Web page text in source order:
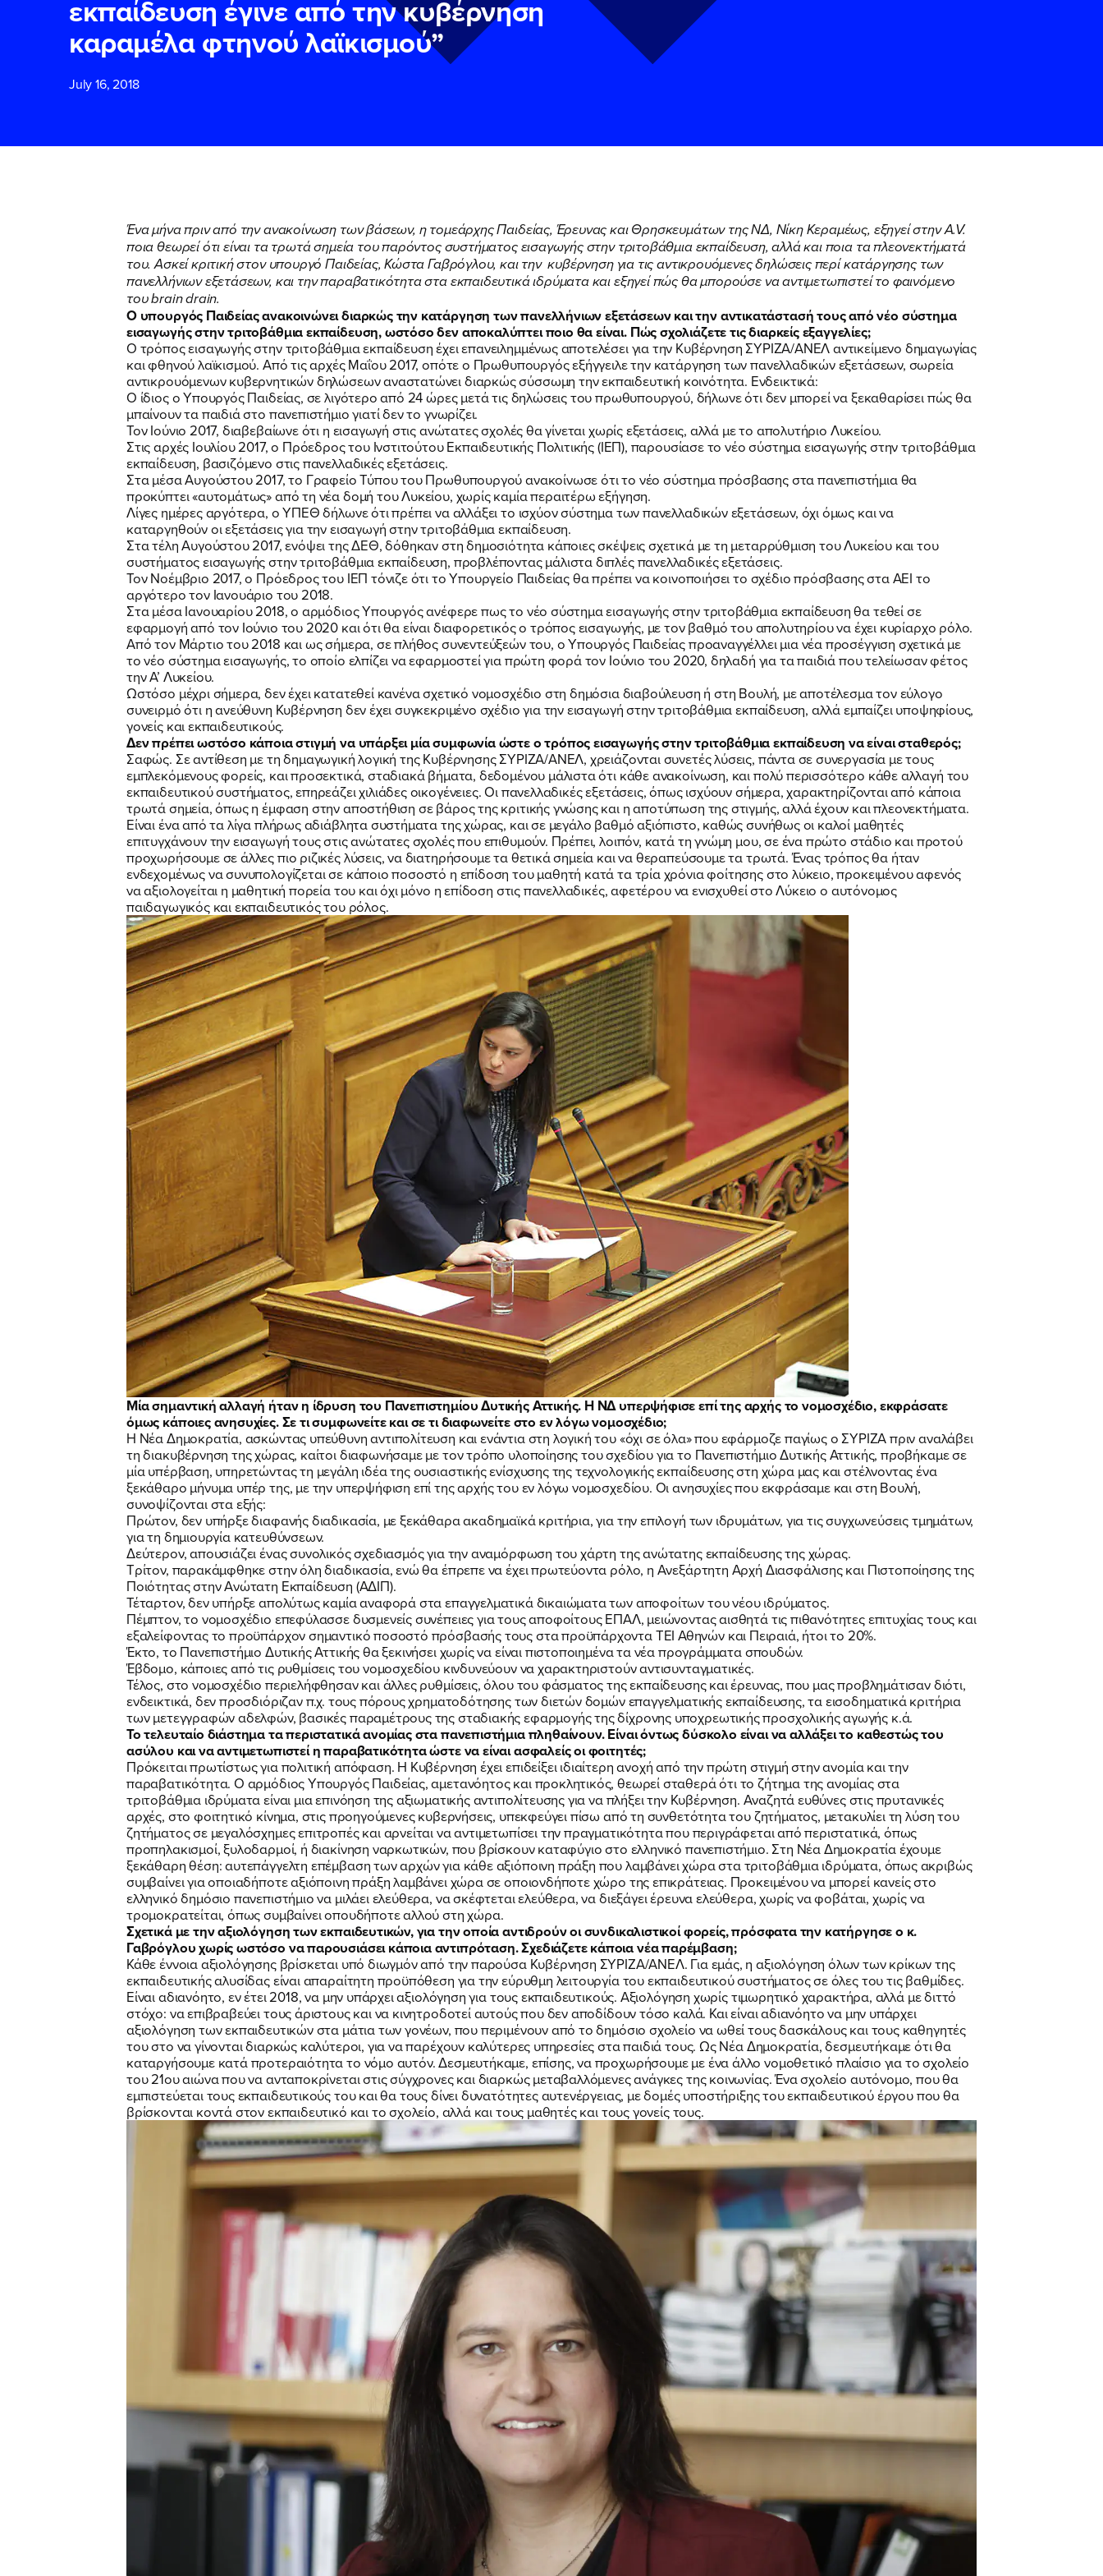
ΠΟΙΑ ΕΙΜΑΙ
ΕΡΓΟ
ΕΚΔΗΛΩΣΕΙΣ
ΝΕΑ
ΕΛΑ ΚΙ ΕΣΥ
FB IN TW YT LN VB TIKTOK
εκπαίδευση έγινε από την κυβέρνηση
καραμέλα φτηνού λαϊκισμού”
July 16, 2018
Ένα μήνα πριν από την ανακοίνωση των βάσεων, η τομεάρχης Παιδείας, Έρευνας και Θρησκευμάτων της ΝΔ, Νίκη Κεραμέως, εξηγεί στηνA.V.
ποια θεωρεί ότι είναι τα τρωτά σημεία του παρόντος συστήματος εισαγωγής στην τριτοβάθμια εκπαίδευση, αλλά και ποια τα πλεονεκτήματά
του. Ασκεί κριτική στον υπουργό Παιδείας, Κώστα Γαβρόγλου, και την κυβέρνηση για τις αντικρουόμενες δηλώσεις περί κατάργησης των
πανελλήνιων εξετάσεων, και την παραβατικότητα στα εκπαιδευτικά ιδρύματα και εξηγεί πώς θα μπορούσε να αντιμετωπιστεί το φαινόμενο
τουbraindrain.
Ο υπουργός Παιδείας ανακοινώνει διαρκώς την κατάργηση των πανελλήνιων εξετάσεων και την αντικατάστασή τους από νέο σύστημα
εισαγωγής στην τριτοβάθμια εκπαίδευση, ωστόσο δεν αποκαλύπτει ποιο θα είναι. Πώς σχολιάζετε τις διαρκείς εξαγγελίες;
Ο τρόπος εισαγωγής στην τριτοβάθμια εκπαίδευση έχει επανειλημμένως αποτελέσει για την Κυβέρνηση ΣΥΡΙΖΑ/ΑΝΕΛ αντικείμενο δημαγωγίας
και φθηνού λαϊκισμού. Από τις αρχές Μαΐου 2017, οπότε ο Πρωθυπουργός εξήγγειλε την κατάργηση των πανελλαδικών εξετάσεων, σωρεία
αντικρουόμενων κυβερνητικών δηλώσεων αναστατώνει διαρκώς σύσσωμη την εκπαιδευτική κοινότητα. Ενδεικτικά:
Ο ίδιος ο Υπουργός Παιδείας, σε λιγότερο από 24 ώρες μετά τις δηλώσεις του πρωθυπουργού, δήλωνε ότι δεν μπορεί να ξεκαθαρίσει πώς θα
μπαίνουν τα παιδιά στο πανεπιστήμιο γιατί δεν το γνωρίζει.
Τον Ιούνιο 2017, διαβεβαίωνε ότι η εισαγωγή στις ανώτατες σχολές θα γίνεται χωρίς εξετάσεις, αλλά με το απολυτήριο Λυκείου.
Στις αρχές Ιουλίου 2017, ο Πρόεδρος του Ινστιτούτου Εκπαιδευτικής Πολιτικής (ΙΕΠ), παρουσίασε το νέο σύστημα εισαγωγής στην τριτοβάθμια
εκπαίδευση, βασιζόμενο στις πανελλαδικές εξετάσεις.
Στα μέσα Αυγούστου 2017, το Γραφείο Τύπου του Πρωθυπουργού ανακοίνωσε ότι το νέο σύστημα πρόσβασης στα πανεπιστήμια θα
προκύπτει «αυτομάτως» από τη νέα δομή του Λυκείου, χωρίς καμία περαιτέρω εξήγηση.
Λίγες ημέρες αργότερα, ο ΥΠΕΘ δήλωνε ότι πρέπει να αλλάξει το ισχύον σύστημα των πανελλαδικών εξετάσεων, όχι όμως και να
καταργηθούν οι εξετάσεις για την εισαγωγή στην τριτοβάθμια εκπαίδευση.
Στα τέλη Αυγούστου 2017, ενόψει της ΔΕΘ, δόθηκαν στη δημοσιότητα κάποιες σκέψεις σχετικά με τη μεταρρύθμιση του Λυκείου και του
συστήματος εισαγωγής στην τριτοβάθμια εκπαίδευση, προβλέποντας μάλιστα διπλές πανελλαδικές εξετάσεις.
Τον Νοέμβριο 2017, ο Πρόεδρος του ΙΕΠ τόνιζε ότι το Υπουργείο Παιδείας θα πρέπει να κοινοποιήσει το σχέδιο πρόσβασης στα ΑΕΙ το
αργότερο τον Ιανουάριο του 2018.
Στα μέσα Ιανουαρίου 2018, ο αρμόδιος Υπουργός ανέφερε πως το νέο σύστημα εισαγωγής στην τριτοβάθμια εκπαίδευση θα τεθεί σε
εφαρμογή από τον Ιούνιο του 2020 και ότι θα είναι διαφορετικός ο τρόπος εισαγωγής, με τον βαθμό του απολυτηρίου να έχει κυρίαρχο ρόλο.
Από τον Μάρτιο του 2018 και ως σήμερα, σε πλήθος συνεντεύξεών του, ο Υπουργός Παιδείας προαναγγέλλει μια νέα προσέγγιση σχετικά με
το νέο σύστημα εισαγωγής, το οποίο ελπίζει να εφαρμοστεί για πρώτη φορά τον Ιούνιο του 2020, δηλαδή για τα παιδιά που τελείωσαν φέτος
την Α’ Λυκείου.
Ωστόσο μέχρι σήμερα, δεν έχει κατατεθεί κανένα σχετικό νομοσχέδιο στη δημόσια διαβούλευση ή στη Βουλή, με αποτέλεσμα τον εύλογο
συνειρμό ότι η ανεύθυνη Κυβέρνηση δεν έχει συγκεκριμένο σχέδιο για την εισαγωγή στην τριτοβάθμια εκπαίδευση, αλλά εμπαίζει υποψηφίους,
γονείς και εκπαιδευτικούς.
Δεν πρέπει ωστόσο κάποια στιγμή να υπάρξει μία συμφωνία ώστε ο τρόπος εισαγωγής στην τριτοβάθμια εκπαίδευση να είναι σταθερός;
Σαφώς. Σε αντίθεση με τη δημαγωγική λογική της Κυβέρνησης ΣΥΡΙΖΑ/ΑΝΕΛ, χρειάζονται συνετές λύσεις, πάντα σε συνεργασία με τους
εμπλεκόμενους φορείς, και προσεκτικά, σταδιακά βήματα, δεδομένου μάλιστα ότι κάθε ανακοίνωση, και πολύ περισσότερο κάθε αλλαγή του
εκπαιδευτικού συστήματος, επηρεάζει χιλιάδες οικογένειες. Οι πανελλαδικές εξετάσεις, όπως ισχύουν σήμερα, χαρακτηρίζονται από κάποια
τρωτά σημεία, όπως η έμφαση στην αποστήθιση σε βάρος της κριτικής γνώσης και η αποτύπωση της στιγμής, αλλά έχουν και πλεονεκτήματα.
Είναι ένα από τα λίγα πλήρως αδιάβλητα συστήματα της χώρας, και σε μεγάλο βαθμό αξιόπιστο, καθώς συνήθως οι καλοί μαθητές
επιτυγχάνουν την εισαγωγή τους στις ανώτατες σχολές που επιθυμούν. Πρέπει, λοιπόν, κατά τη γνώμη μου, σε ένα πρώτο στάδιο και προτού
προχωρήσουμε σε άλλες πιο ριζικές λύσεις, να διατηρήσουμε τα θετικά σημεία και να θεραπεύσουμε τα τρωτά. Ένας τρόπος θα ήταν
ενδεχομένως να συνυπολογίζεται σε κάποιο ποσοστό η επίδοση του μαθητή κατά τα τρία χρόνια φοίτησης στο λύκειο, προκειμένου αφενός
να αξιολογείται η μαθητική πορεία του και όχι μόνο η επίδοση στις πανελλαδικές, αφετέρου να ενισχυθεί στο Λύκειο ο αυτόνομος
παιδαγωγικός και εκπαιδευτικός του ρόλος.
Μία σημαντική αλλαγή ήταν η ίδρυση του Πανεπιστημίου Δυτικής Αττικής. Η ΝΔ υπερψήφισε επί της αρχής το νομοσχέδιο, εκφράσατε
όμως κάποιες ανησυχίες. Σε τι συμφωνείτε και σε τι διαφωνείτε στο εν λόγω νομοσχέδιο;
Η Νέα Δημοκρατία, ασκώντας υπεύθυνη αντιπολίτευση και ενάντια στη λογική του «όχι σε όλα» που εφάρμοζε παγίως ο ΣΥΡΙΖΑ πριν αναλάβει
τη διακυβέρνηση της χώρας, καίτοι διαφωνήσαμε με τον τρόπο υλοποίησης του σχεδίου για το Πανεπιστήμιο Δυτικής Αττικής, προβήκαμε σε
μία υπέρβαση, υπηρετώντας τη μεγάλη ιδέα της ουσιαστικής ενίσχυσης της τεχνολογικής εκπαίδευσης στη χώρα μας και στέλνοντας ένα
ξεκάθαρο μήνυμα υπέρ της, με την υπερψήφιση επί της αρχής του εν λόγω νομοσχεδίου. Οι ανησυχίες που εκφράσαμε και στη Βουλή,
συνοψίζονται στα εξής:
Πρώτον, δεν υπήρξε διαφανής διαδικασία, με ξεκάθαρα ακαδημαϊκά κριτήρια, για την επιλογή των ιδρυμάτων, για τις συγχωνεύσεις τμημάτων,
για τη δημιουργία κατευθύνσεων.
Δεύτερον, απουσιάζει ένας συνολικός σχεδιασμός για την αναμόρφωση του χάρτη της ανώτατης εκπαίδευσης της χώρας.
Τρίτον, παρακάμφθηκε στην όλη διαδικασία, ενώ θα έπρεπε να έχει πρωτεύοντα ρόλο, η Ανεξάρτητη Αρχή Διασφάλισης και Πιστοποίησης της
Ποιότητας στην Ανώτατη Εκπαίδευση (ΑΔΙΠ).
Τέταρτον, δεν υπήρξε απολύτως καμία αναφορά στα επαγγελματικά δικαιώματα των αποφοίτων του νέου ιδρύματος.
Πέμπτον, το νομοσχέδιο επεφύλασσε δυσμενείς συνέπειες για τους αποφοίτους ΕΠΑΛ, μειώνοντας αισθητά τις πιθανότητες επιτυχίας τους και
εξαλείφοντας το προϋπάρχον σημαντικό ποσοστό πρόσβασής τους στα προϋπάρχοντα ΤΕΙ Αθηνών και Πειραιά, ήτοι το 20%.
Έκτο, το Πανεπιστήμιο Δυτικής Αττικής θα ξεκινήσει χωρίς να είναι πιστοποιημένα τα νέα προγράμματα σπουδών.
Έβδομο, κάποιες από τις ρυθμίσεις του νομοσχεδίου κινδυνεύουν να χαρακτηριστούν αντισυνταγματικές.
Τέλος, στο νομοσχέδιο περιελήφθησαν και άλλες ρυθμίσεις, όλου του φάσματος της εκπαίδευσης και έρευνας, που μας προβλημάτισαν διότι,
ενδεικτικά, δεν προσδιόριζαν π.χ. τους πόρους χρηματοδότησης των διετών δομών επαγγελματικής εκπαίδευσης, τα εισοδηματικά κριτήρια
των μετεγγραφών αδελφών, βασικές παραμέτρους της σταδιακής εφαρμογής της δίχρονης υποχρεωτικής προσχολικής αγωγής κ.ά.
Το τελευταίο διάστημα τα περιστατικά ανομίας στα πανεπιστήμια πληθαίνουν. Είναι όντως δύσκολο είναι να αλλάξει το καθεστώς του
ασύλου και να αντιμετωπιστεί η παραβατικότητα ώστε να είναι ασφαλείς οι φοιτητές;
Πρόκειται πρωτίστως για πολιτική απόφαση. Η Κυβέρνηση έχει επιδείξει ιδιαίτερη ανοχή από την πρώτη στιγμή στην ανομία και την
παραβατικότητα. Ο αρμόδιος Υπουργός Παιδείας, αμετανόητος και προκλητικός, θεωρεί σταθερά ότι το ζήτημα της ανομίας στα
τριτοβάθμια ιδρύματα είναι μια επινόηση της αξιωματικής αντιπολίτευσης για να πλήξει την Κυβέρνηση. Αναζητά ευθύνες στις πρυτανικές
αρχές, στο φοιτητικό κίνημα, στις προηγούμενες κυβερνήσεις, υπεκφεύγει πίσω από τη συνθετότητα του ζητήματος, μετακυλίει τη λύση του
ζητήματος σε μεγαλόσχημες επιτροπές και αρνείται να αντιμετωπίσει την πραγματικότητα που περιγράφεται από περιστατικά, όπως
προπηλακισμοί, ξυλοδαρμοί, ή διακίνηση ναρκωτικών, που βρίσκουν καταφύγιο στο ελληνικό πανεπιστήμιο. Στη Νέα Δημοκρατία έχουμε
ξεκάθαρη θέση: αυτεπάγγελτη επέμβαση των αρχών για κάθε αξιόποινη πράξη που λαμβάνει χώρα στα τριτοβάθμια ιδρύματα, όπως ακριβώς
συμβαίνει για οποιαδήποτε αξιόποινη πράξη λαμβάνει χώρα σε οποιονδήποτε χώρο της επικράτειας. Προκειμένου να μπορεί κανείς στο
ελληνικό δημόσιο πανεπιστήμιο να μιλάει ελεύθερα, να σκέφτεται ελεύθερα, να διεξάγει έρευνα ελεύθερα, χωρίς να φοβάται, χωρίς να
τρομοκρατείται, όπως συμβαίνει οπουδήποτε αλλού στη χώρα.
Σχετικά με την αξιολόγηση των εκπαιδευτικών, για την οποία αντιδρούν οι συνδικαλιστικοί φορείς, πρόσφατα την κατήργησε ο κ.
Γαβρόγλου χωρίς ωστόσο να παρουσιάσει κάποια αντιπρόταση. Σχεδιάζετε κάποια νέα παρέμβαση;
Κάθε έννοια αξιολόγησης βρίσκεται υπό διωγμόν από την παρούσα Κυβέρνηση ΣΥΡΙΖΑ/ΑΝΕΛ. Για εμάς, η αξιολόγηση όλων των κρίκων της
εκπαιδευτικής αλυσίδας είναι απαραίτητη προϋπόθεση για την εύρυθμη λειτουργία του εκπαιδευτικού συστήματος σε όλες του τις βαθμίδες.
Είναι αδιανόητο, εν έτει 2018, να μην υπάρχει αξιολόγηση για τους εκπαιδευτικούς. Αξιολόγηση χωρίς τιμωρητικό χαρακτήρα, αλλά με διττό
στόχο: να επιβραβεύει τους άριστους και να κινητροδοτεί αυτούς που δεν αποδίδουν τόσο καλά. Και είναι αδιανόητο να μην υπάρχει
αξιολόγηση των εκπαιδευτικών στα μάτια των γονέων, που περιμένουν από το δημόσιο σχολείο να ωθεί τους δασκάλους και τους καθηγητές
του στο να γίνονται διαρκώς καλύτεροι, για να παρέχουν καλύτερες υπηρεσίες στα παιδιά τους. Ως Νέα Δημοκρατία, δεσμευτήκαμε ότι θα
καταργήσουμε κατά προτεραιότητα το νόμο αυτόν. Δεσμευτήκαμε, επίσης, να προχωρήσουμε με ένα άλλο νομοθετικό πλαίσιο για το σχολείο
του 21ου αιώνα που να ανταποκρίνεται στις σύγχρονες και διαρκώς μεταβαλλόμενες ανάγκες της κοινωνίας. Ένα σχολείο αυτόνομο, που θα
εμπιστεύεται τους εκπαιδευτικούς του και θα τους δίνει δυνατότητες αυτενέργειας, με δομές υποστήριξης του εκπαιδευτικού έργου που θα
βρίσκονται κοντά στον εκπαιδευτικό και το σχολείο, αλλά και τους μαθητές και τους γονείς τους.
ΕΠΙΘΕΤΟ*
Αποδέχομαι τηνΠολιτική Προστασίας Προσωπικών Δεδομένωνκαι τους τουςΌρους Χρήσηςτου
δικτυακού τόπου του Πολιτικού Γραφείου της Βουλευτού Νίκης Κεραμέως
ΥΠΟΒΟΛΗ
ΕΠΙΘΕΤΟ*
Αποδέχομαι τηνΠολιτική Προστασίας Προσωπικών Δεδομένωνκαι τους τουςΌρους Χρήσηςτου
δικτυακού τόπου του Πολιτικού Γραφείου της Βουλευτού Νίκης Κεραμέως
ΥΠΟΒΟΛΗ